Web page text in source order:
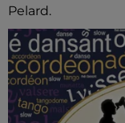
Pelard.